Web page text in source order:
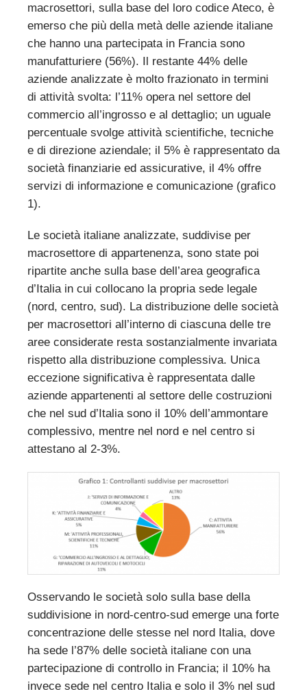
macrosettori, sulla base del loro codice Ateco, è
emerso che più della metà delle aziende italiane
che hanno una partecipata in Francia sono
manufatturiere (56%). Il restante 44% delle
aziende analizzate è molto frazionato in termini
di attività svolta: l’11% opera nel settore del
commercio all’ingrosso e al dettaglio; un uguale
percentuale svolge attività scientifiche, tecniche
e di direzione aziendale; il 5% è rappresentato da
società finanziarie ed assicurative, il 4% offre
servizi di informazione e comunicazione (grafico
1).
Le società italiane analizzate, suddivise per
macrosettore di appartenenza, sono state poi
ripartite anche sulla base dell’area geografica
d’Italia in cui collocano la propria sede legale
(nord, centro, sud). La distribuzione delle società
per macrosettori all’interno di ciascuna delle tre
aree considerate resta sostanzialmente invariata
rispetto alla distribuzione complessiva. Unica
eccezione significativa è rappresentata dalle
aziende appartenenti al settore delle costruzioni
che nel sud d’Italia sono il 10% dell’ammontare
complessivo, mentre nel nord e nel centro si
attestano al 2-3%.
Osservando le società solo sulla base della
suddivisione in nord-centro-sud emerge una forte
concentrazione delle stesse nel nord Italia, dove
ha sede l’87% delle società italiane con una
partecipazione di controllo in Francia; il 10% ha
invece sede nel centro Italia e solo il 3% nel sud